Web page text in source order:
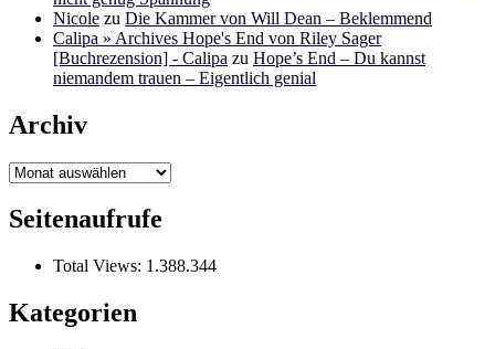
Nicole zu Die Kammer von Will Dean – Beklemmend
Calipa » Archives Hope's End von Riley Sager
[Buchrezension] - Calipa zu Hope’s End – Du kannst
niemandem trauen – Eigentlich genial
Archiv
Archiv
Seitenaufrufe
Total Views: 1.388.344
Kategorien